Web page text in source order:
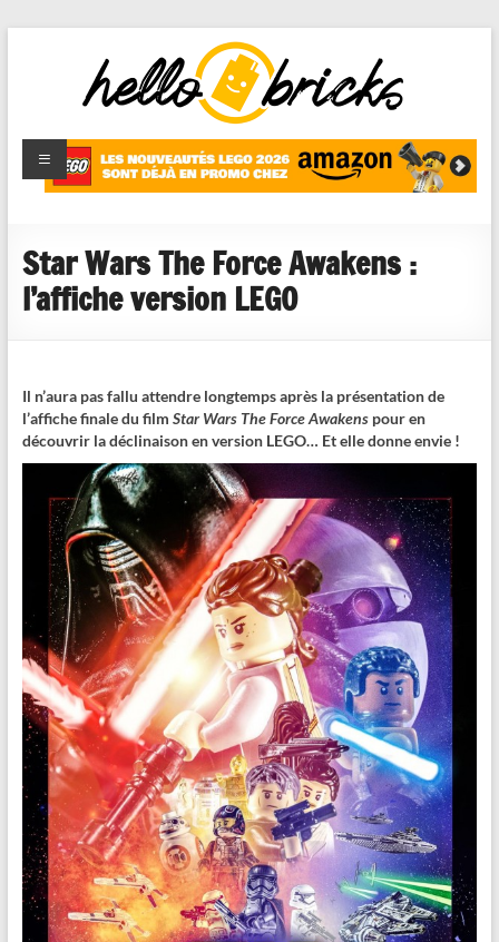
HelloBricks
Blog LEGO,
nouveaut�s
reviews
Star Wars The Force Awakens :
l’affiche version LEGO
Il n’aura pas fallu attendre longtemps après la présentation de
l’affiche finale du film Star Wars The Force Awakenspour en
découvrir la déclinaison en version LEGO… Et elle donne envie !